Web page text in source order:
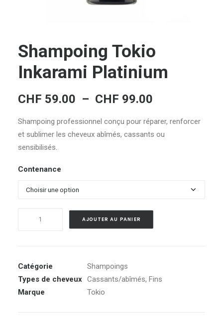
Shampoing Tokio
Inkarami Platinium
CHF 59.00 – CHF 99.00
prix :
CHF 59.00
Shampoing professionnel conçu pour réparer, renforcer
et sublimer les cheveux abîmés, cassants ou
sensibilisés.
Contenance
Inkarami
Platinium
AJOUTER AU PANIER
Catégorie
Shampoings
Types de cheveux Cassants/abîmés, Fins
Marque
Tokio